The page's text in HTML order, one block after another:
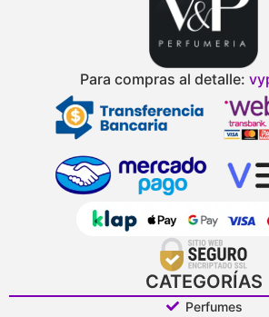
Para compras al detalle:
CATEGORÍAS
Perfumes